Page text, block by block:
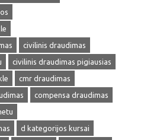
civilinis draudimas
civilinis draudimas pigiausias
cmr draudimas
compensa draudimas
d kategorijos kursai